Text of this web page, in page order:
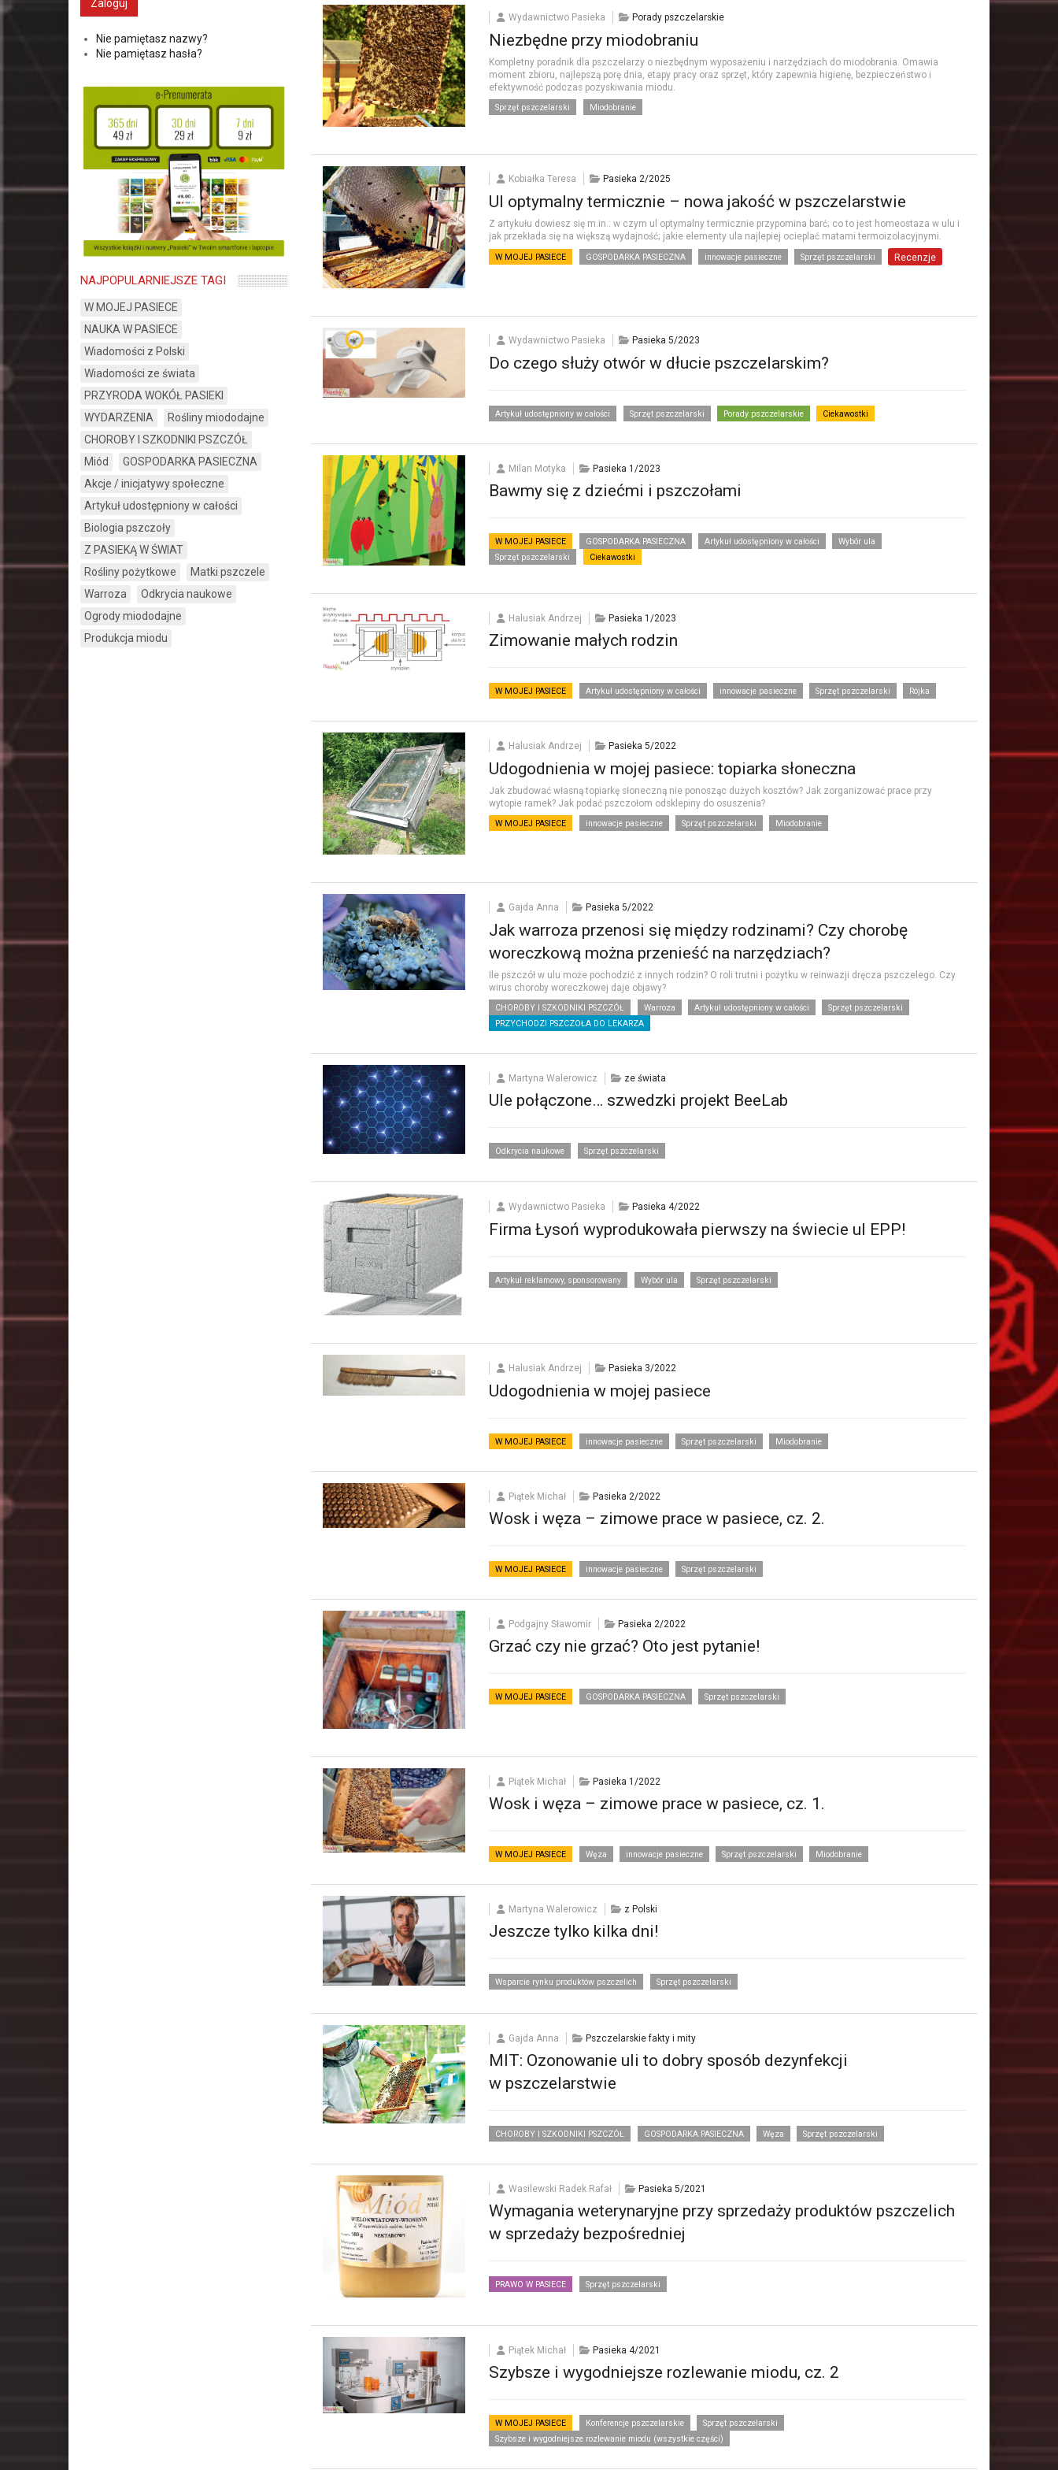
Wydawnictwo Pasieka Porady pszczelarskie
Niezbędne przy miodobraniu
Kompletny poradnik dla pszczelarzy o niezbędnym wyposażeniu i narzędziach do miodobrania. Omawia
moment zbioru, najlepszą porę dnia, etapy pracy oraz sprzęt, który zapewnia higienę, bezpieczeństwo i
efektywność podczas pozyskiwania miodu.
Sprzęt pszczelarski Miodobranie
Kobiałka Teresa Pasieka 2/2025
Ul optymalny termicznie – nowa jakość w pszczelarstwie
Z artykułu dowiesz się m.in.: w czym ul optymalny termicznie przypomina barć; co to jest homeostaza w ulu i
jak przekłada się na większą wydajność; jakie elementy ula najlepiej ocieplać matami termoizolacyjnymi.
W MOJEJ PASIECE GOSPODARKA PASIECZNA innowacje pasieczne Sprzęt pszczelarski Recenzje
Wydawnictwo Pasieka Pasieka 5/2023
Do czego służy otwór w dłucie pszczelarskim?
Artykuł udostępniony w całości Sprzęt pszczelarski Porady pszczelarskie Ciekawostki
Milan Motyka Pasieka 1/2023
Bawmy się z dziećmi i pszczołami
W MOJEJ PASIECE GOSPODARKA PASIECZNA Artykuł udostępniony w całości
Wybór ula
Sprzęt pszczelarski
Ciekawostki
Halusiak Andrzej Pasieka 1/2023
Zimowanie małych rodzin
W MOJEJ PASIECE Artykuł udostępniony w całości innowacje pasieczne Sprzęt pszczelarski Rójka
Halusiak Andrzej Pasieka 5/2022
Udogodnienia w mojej pasiece: topiarka słoneczna
Jak zbudować własną topiarkę słoneczną nie ponosząc dużych kosztów? Jak zorganizować prace przy
wytopie ramek? Jak podać pszczołom odsklepiny do osuszenia?
W MOJEJ PASIECE innowacje pasieczne Sprzęt pszczelarski Miodobranie
Gajda Anna Pasieka 5/2022
Jak warroza przenosi się między rodzinami? Czy chorobę
woreczkową można przenieść na narzędziach?
Ile pszczół w ulu może pochodzić z innych rodzin? O roli trutni i pożytku w reinwazji dręcza pszczelego. Czy
wirus choroby woreczkowej daje objawy?
CHOROBY I SZKODNIKI PSZCZÓŁ Warroza Artykuł udostępniony w całości
Sprzęt pszczelarski
PRZYCHODZI PSZCZOŁA DO LEKARZA
Martyna Walerowicz ze świata
Ule połączone… szwedzki projekt BeeLab
Odkrycia naukowe Sprzęt pszczelarski
Wydawnictwo Pasieka Pasieka 4/2022
Firma Łysoń wyprodukowała pierwszy na świecie ul EPP!
Artykuł reklamowy, sponsorowany Wybór ula Sprzęt pszczelarski
Halusiak Andrzej Pasieka 3/2022
Udogodnienia w mojej pasiece
W MOJEJ PASIECE innowacje pasieczne Sprzęt pszczelarski Miodobranie
Piątek Michał Pasieka 2/2022
Wosk i węza – zimowe prace w pasiece, cz. 2.
W MOJEJ PASIECE innowacje pasieczne Sprzęt pszczelarski
Podgajny Sławomir Pasieka 2/2022
Grzać czy nie grzać? Oto jest pytanie!
W MOJEJ PASIECE GOSPODARKA PASIECZNA Sprzęt pszczelarski
Piątek Michał Pasieka 1/2022
Wosk i węza – zimowe prace w pasiece, cz. 1.
W MOJEJ PASIECE Węza innowacje pasieczne Sprzęt pszczelarski Miodobranie
Martyna Walerowicz z Polski
Jeszcze tylko kilka dni!
Wsparcie rynku produktów pszczelich Sprzęt pszczelarski
Gajda Anna Pszczelarskie fakty i mity
MIT: Ozonowanie uli to dobry sposób dezynfekcji
w pszczelarstwie
CHOROBY I SZKODNIKI PSZCZÓŁ GOSPODARKA PASIECZNA Węza Sprzęt pszczelarski
Wasilewski Radek Rafał Pasieka 5/2021
Wymagania weterynaryjne przy sprzedaży produktów pszczelich
w sprzedaży bezpośredniej
PRAWO W PASIECE Sprzęt pszczelarski
Piątek Michał Pasieka 4/2021
Szybsze i wygodniejsze rozlewanie miodu, cz. 2
W MOJEJ PASIECE Konferencje pszczelarskie
Sprzęt pszczelarski
Szybsze i wygodniejsze rozlewanie miodu (wszystkie części)
Nie pamiętasz nazwy?
Nie pamiętasz hasła?
NAJPOPULARNIEJSZE TAGI
W MOJEJ PASIECE
NAUKA W PASIECE
Wiadomości z Polski
Wiadomości ze świata
PRZYRODA WOKÓŁ PASIEKI
WYDARZENIA
Rośliny miododajne
CHOROBY I SZKODNIKI PSZCZÓŁ
Miód
GOSPODARKA PASIECZNA
Akcje / inicjatywy społeczne
Artykuł udostępniony w całości
Biologia pszczoły
Z PASIEKĄ W ŚWIAT
Rośliny pożytkowe
Matki pszczele
Warroza
Odkrycia naukowe
Ogrody miododajne
Produkcja miodu